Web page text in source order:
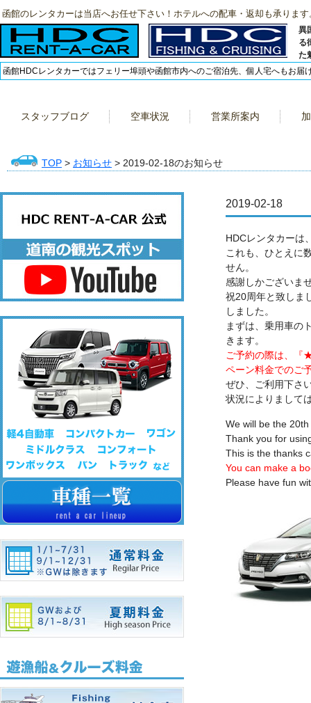
函館のレンタカーは当店へお任せ下さい！ホテルへの配車・返却も承ります
異
る
た
函館HDCレンタカーではフェリー埠頭や函館市内へのご宿泊先、個人宅へもお届
スタッフブログ 空車状況 営業所案内
TOP > お知らせ > 2019-02-18のお知らせ
2019-02-18
HDCレンタカーは
これも、ひとえに
せん。
感謝しかございま
祝20周年と致しま
しました。
まずは、乗用車の
きます。
ご予約の際は、『
ペーン料金でのご
ぜひ、ご利用下さ
状況によりまして
We will be the
Thank you for
This is the thanks
You can make a
Please have fun